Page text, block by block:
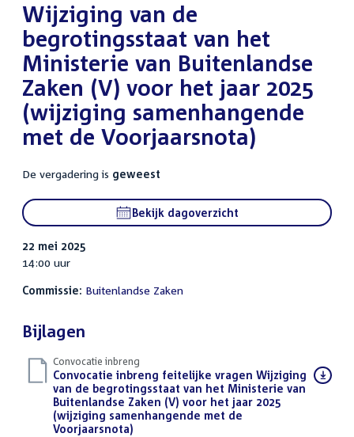
:Wijziging van de
begrotingsstaat van het
Ministerie van Buitenlandse
Zaken (V) voor het jaar 2025
(wijziging samenhangende
met de Voorjaarsnota)
De vergadering is geweest
Bekijk dagoverzicht
22 mei 2025
14:00 uur
Commissie: Buitenlandse Zaken
Bijlagen
Convocatie inbreng
Download
bestand:
Convocatie inbreng feitelijke vragen Wijziging
van de begrotingsstaat van het Ministerie van
Buitenlandse Zaken (V) voor het jaar 2025
(wijziging samenhangende met de
Voorjaarsnota)